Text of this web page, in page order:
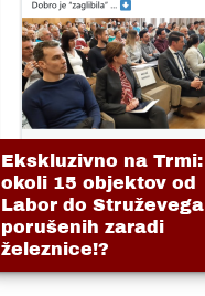
Ekskluzivno na Trmi:
okoli 15 objektov od
Labor do Struževega
porušenih zaradi
železnice!?